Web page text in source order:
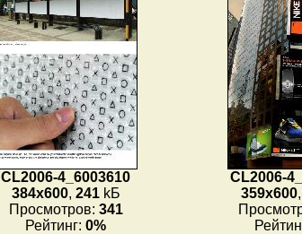
CL2006-4_6003610
384x600, 241kБ
Просмотров: 341
Рейтинг: 0%
CL2006-
359x600,